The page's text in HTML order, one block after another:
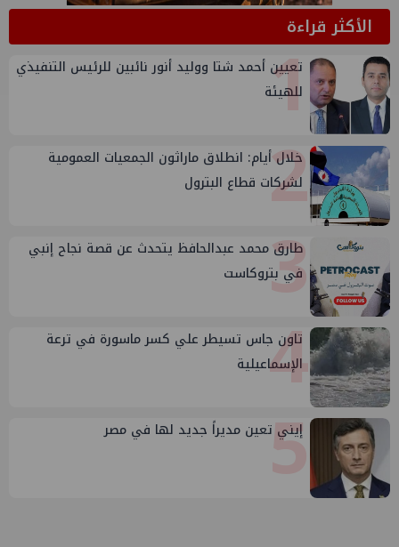
الأكثر قراءة1
تعيين أحمد شتا ووليد أنور نائبين للرئيس التنفيذي
للهيئة
2
خلال أيام: انطلاق ماراثون الجمعيات العمومية
لشركات قطاع البترول
3
طارق محمد عبدالحافظ يتحدث عن قصة نجاح إنبي
في بتروكاست
4
تاون جاس تسيطر علي كسر ماسورة في ترعة
الإسماعيلية
5
إيني تعين مديراً جديد لها في مصر